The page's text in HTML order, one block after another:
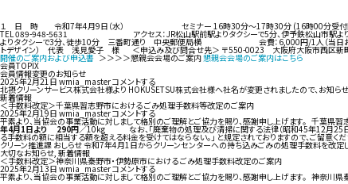
１ 日 時 令和7年4月9日（水） セミナー 16時30分～17時30分 (16時
TEL 089-948-5631 アクセス：JR松山駅前駅よりタクシーで5分、伊予
よりタクシーで3分、徒歩10分 三番町通り 中央郵便局横 会費：6,000円/1人
トデザイン） 代表 浅見愛子 様 ＜申込み及び問合せ先＞ 〒550-0023 大阪府大阪市西区新町
開催のご案内および申込書＞＞＞＞懇親会会場のご案内懇親会会場のご案内はこちら
会員TOPIX
会員情報変更のお知らせ
2025年2月21日 wmia_masterコメントする
北摂クリーンサービス株式会社様より HOKUSETSU株式会社様へ社名が変更されましたので、お知ら
新着情報
＜手数料改定＞千葉県習志野市における ごみ処理手数料等改定のご案内
2025年2月19日 wmia_masterコメントする
平素より、当協会の事業活動に対しまして格別のご理解とご協力を賜り、感謝申し上げます
年4月1日より 290円／10kg なお、「廃棄物の処理及び清掃に関する法律（昭和45年12月25日
る手数料の額に相当する額を超える料金を受けてはならない。」 と規定されておりますので、ご
クリーン推進課 おしらせ 令和7年4月1日からクリーンセンターへの持ち込みごみの処理手数料を改
大切なお知らせ, 新着情報
＜手数料改定＞神奈川県秦野市・伊勢原市における ごみ処理手数料改定のご案内
2025年2月13日 wmia_masterコメントする
平素より、当協会の事業活動に対しまして格別のご理解とご協力を賜り、感謝申し上げます